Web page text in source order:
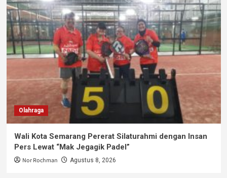
Olahraga
Wali Kota Semarang Pererat Silaturahmi dengan Insan
Pers Lewat “Mak Jegagik Padel”
Nor Rochman Agustus 8, 2026